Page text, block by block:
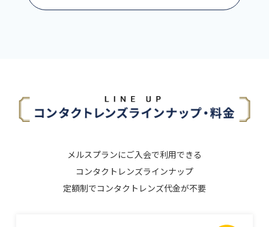
メルスプランにご入会で利用できる
コンタクトレンズラインナップ
定額制でコンタクトレンズ代金が不要